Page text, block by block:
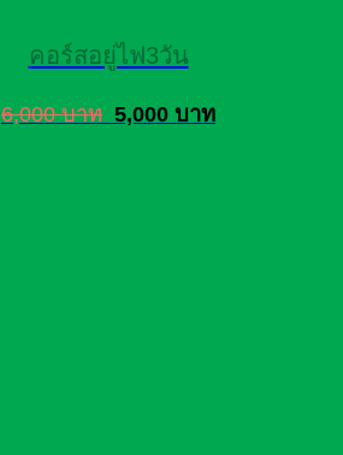
คอร์สอยู่ไฟ3วัน
6,000 บาท 5,000 บาท